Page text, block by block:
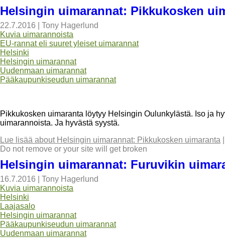
Helsingin uimarannat: Pikkukosken
22.7.2016
Tony Hagerlund
Kuvia uimarannoista
EU-rannat eli suuret yleiset uimarannat
Helsinki
Helsingin uimarannat
Uudenmaan uimarannat
Pääkaupunkiseudun uimarannat
Pikkukosken uimaranta löytyy Helsingin Oulunkylästä. Iso ja
uimarannoista. Ja hyvästä syystä.
Lue lisää about Helsingin uimarannat: Pikkukosken uimaranta
Do not remove or your site will get broken
Helsingin uimarannat: Furuvikin
16.7.2016
Tony Hagerlund
Kuvia uimarannoista
Helsinki
Laajasalo
Helsingin uimarannat
Pääkaupunkiseudun uimarannat
Uudenmaan uimarannat